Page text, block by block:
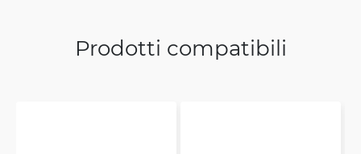
Prodotti compatibili